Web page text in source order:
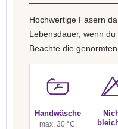
Hochwertige Fasern
Lebensdauer, wenn
Beachte die
Handwäsche
max. 30 °C,